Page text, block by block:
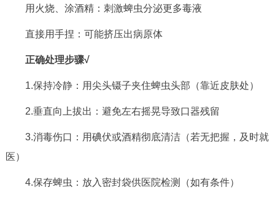
用火烧、涂酒精：刺激蜱虫分泌更多毒液
直接用手捏：可能挤压出病原体
正确处理步骤√
1.保持冷静：用尖头镊子夹住蜱虫头部（靠近皮肤处）
2.垂直向上拔出：避免左右摇晃导致口器残留
3.消毒伤口：用碘伏或酒精彻底清洁（若无把握，及时就
医）
4.保存蜱虫：放入密封袋供医院检测（如有条件）